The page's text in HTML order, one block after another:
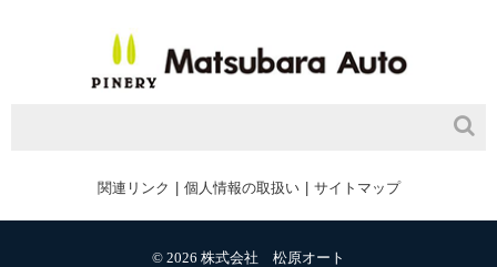
関連リンク 個人情報の取扱い サイトマップ
© 2026 株式会社 松原オート